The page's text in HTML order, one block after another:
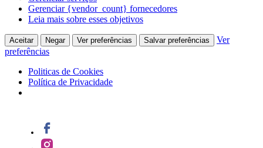
Gerenciar {vendor_count} fornecedores
Leia mais sobre esses objetivos
Aceitar Negar Ver preferências Salvar preferências
Ver
preferências
Politicas de Cookies
Política de Privacidade